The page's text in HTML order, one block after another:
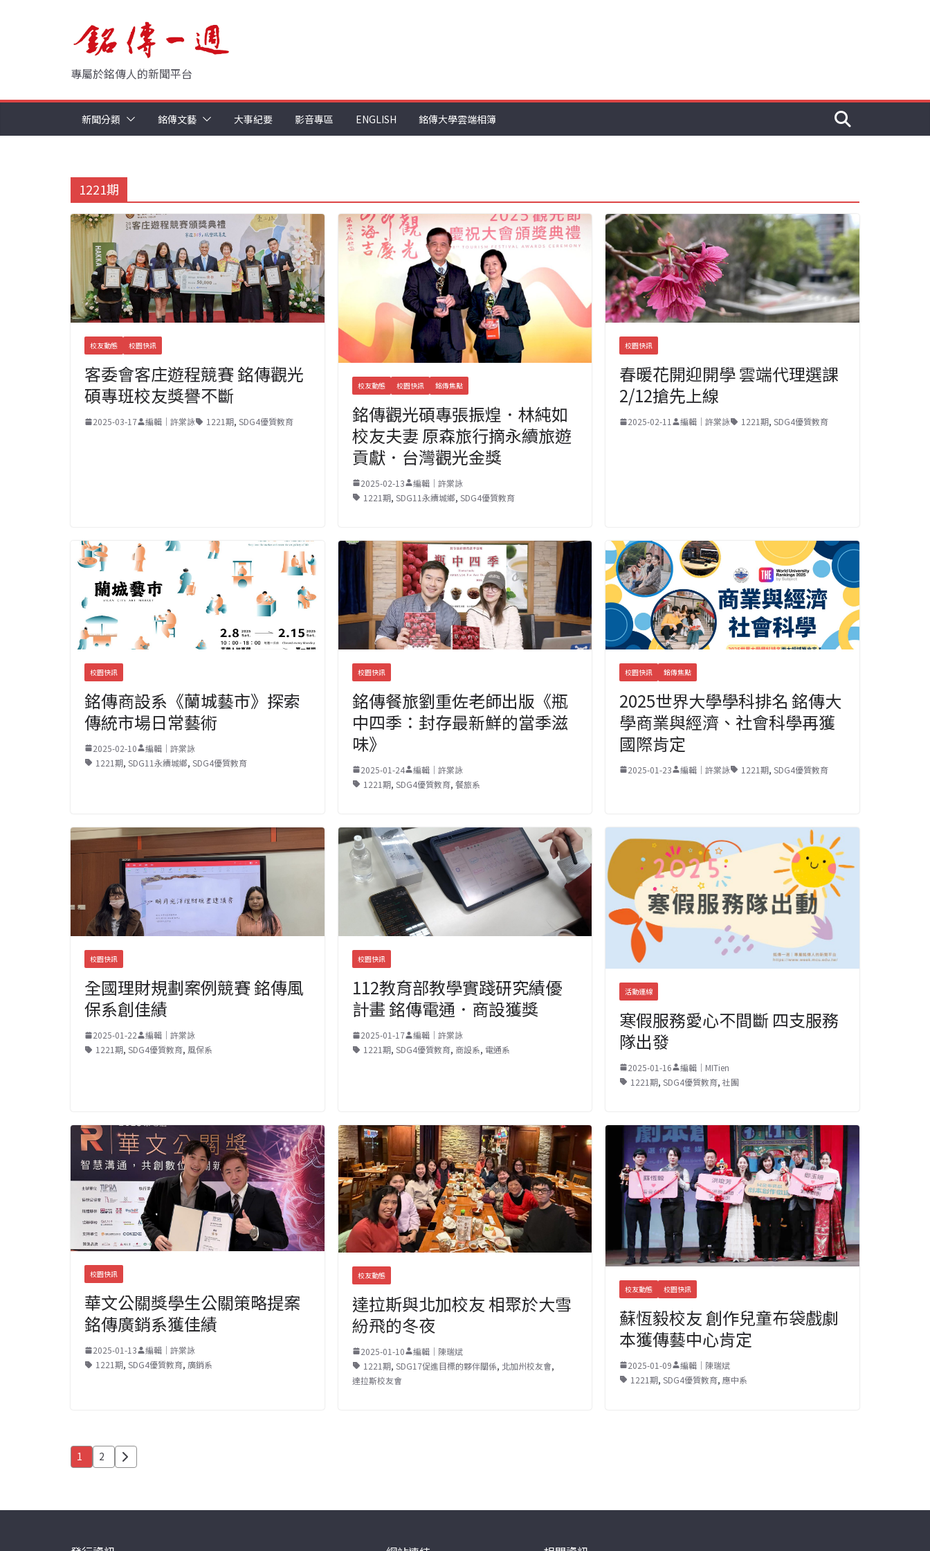
專屬於銘傳人的新聞平台
新聞分類 銘傳文藝 大事紀要 影音專區 ENGLISH 銘傳大學雲端相簿
1221期
校友動態 校園快訊
客委會客庄遊程競賽 銘傳觀光
碩專班校友獎譽不斷
2025-03-17 編輯｜許棠詠 1221期, SDG4優質教育
校友動態 校園快訊 銘傳焦點
銘傳觀光碩專張振煌．林純如
校友夫妻 原森旅行摘永續旅遊
貢獻．台灣觀光金獎
2025-02-13
編輯｜許棠詠
1221期, SDG11永續城鄉, SDG4優質教育
校園快訊
春暖花開迎開學 雲端代理選課
2/12搶先上線
2025-02-11 編輯｜許棠詠 1221期,SDG4優質教育
校園快訊
銘傳商設系《蘭城藝市》探索
傳統市場日常藝術
2025-02-10
編輯｜許棠詠
1221期, SDG11永續城鄉, SDG4優質教育
校園快訊
銘傳餐旅劉重佐老師出版《瓶
中四季：封存最新鮮的當季滋
味》
2025-01-24
編輯｜許棠詠
1221期, SDG4優質教育, 餐旅系
校園快訊 銘傳焦點
2025世界大學學科排名 銘傳大
學商業與經濟、社會科學再獲
國際肯定
2025-01-23 編輯｜許棠詠 1221期,SDG4優質教育
校園快訊
全國理財規劃案例競賽 銘傳風
保系創佳績
2025-01-22
編輯｜許棠詠
1221期, SDG4優質教育, 風保系
校園快訊
112教育部教學實踐研究績優
計畫 銘傳電通．商設獲獎
2025-01-17
編輯｜許棠詠
1221期, SDG4優質教育, 商設系, 電通系
活動連線
寒假服務愛心不間斷 四支服務
隊出發
2025-01-16
編輯｜MITien
1221期,SDG4優質教育,社團
校園快訊
華文公關獎學生公關策略提案
銘傳廣銷系獲佳績
2025-01-13
編輯｜許棠詠
1221期, SDG4優質教育, 廣銷系
校友動態
達拉斯與北加校友 相聚於大雪
紛飛的冬夜
2025-01-10
編輯｜陳瑞斌
1221期, SDG17促進目標的夥伴關係, 北加州校友會,
達拉斯校友會
校友動態 校園快訊
蘇恆毅校友 創作兒童布袋戲劇
本獲傳藝中心肯定
2025-01-09
編輯｜陳瑞斌
1221期,SDG4優質教育,應中系
文
分
頁
1 2